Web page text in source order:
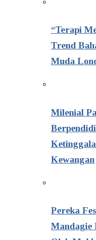
“Terapi
Trend
Muda
Milenial
Kewangan
Pereka
Mandagie